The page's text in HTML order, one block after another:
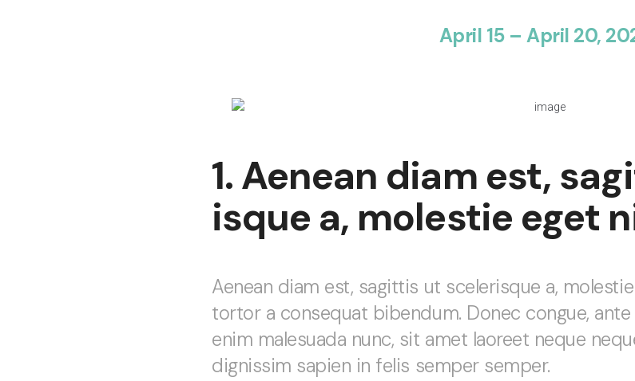
April 15 – April 20,
1. Aenean diam est,
isque a, molestie eget
Aenean diam est, sagittis ut scelerisque a,
tortor a consequat bibendum. Donec congue,
enim malesuada nunc, sit amet laoreet neque
dignissim sapien in felis semper semper.